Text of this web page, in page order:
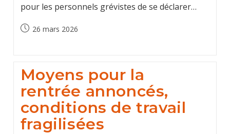
pour les personnels grévistes de se déclarer…
Post26 mars 2026
Moyens pour la
rentrée annoncés,
conditions de travail
fragilisées